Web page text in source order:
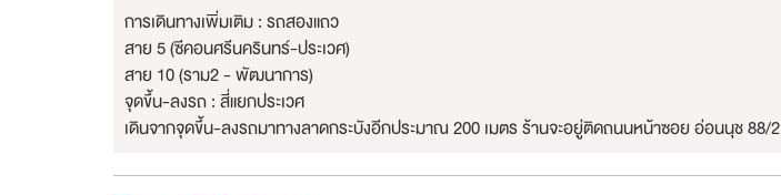
การเดินทางเพิ่มเติม : รถสองแถว
สาย 5 (ซีคอนศรีนครินทร์-ประเวศ)
สาย 10 (ราม2 - พัฒนาการ)
จุดขึ้น-ลงรถ : สี่แยกประเวศ
เดินจากจุดขึ้น-ลงรถมาทางลาดกระบังอีกประมาณ 200 เมตร ร้านจะอยู่ติดถนนหน้าซอย อ่อนนุช 88/2